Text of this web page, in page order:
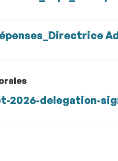
2026-delegation-